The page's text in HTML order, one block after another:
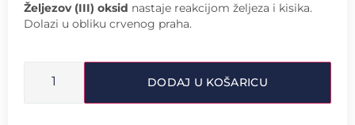
Željezov (III) oksid nastaje reakcijom željeza i kisika.
Dolazi u obliku crvenog praha.
DODAJ U KOŠARICU